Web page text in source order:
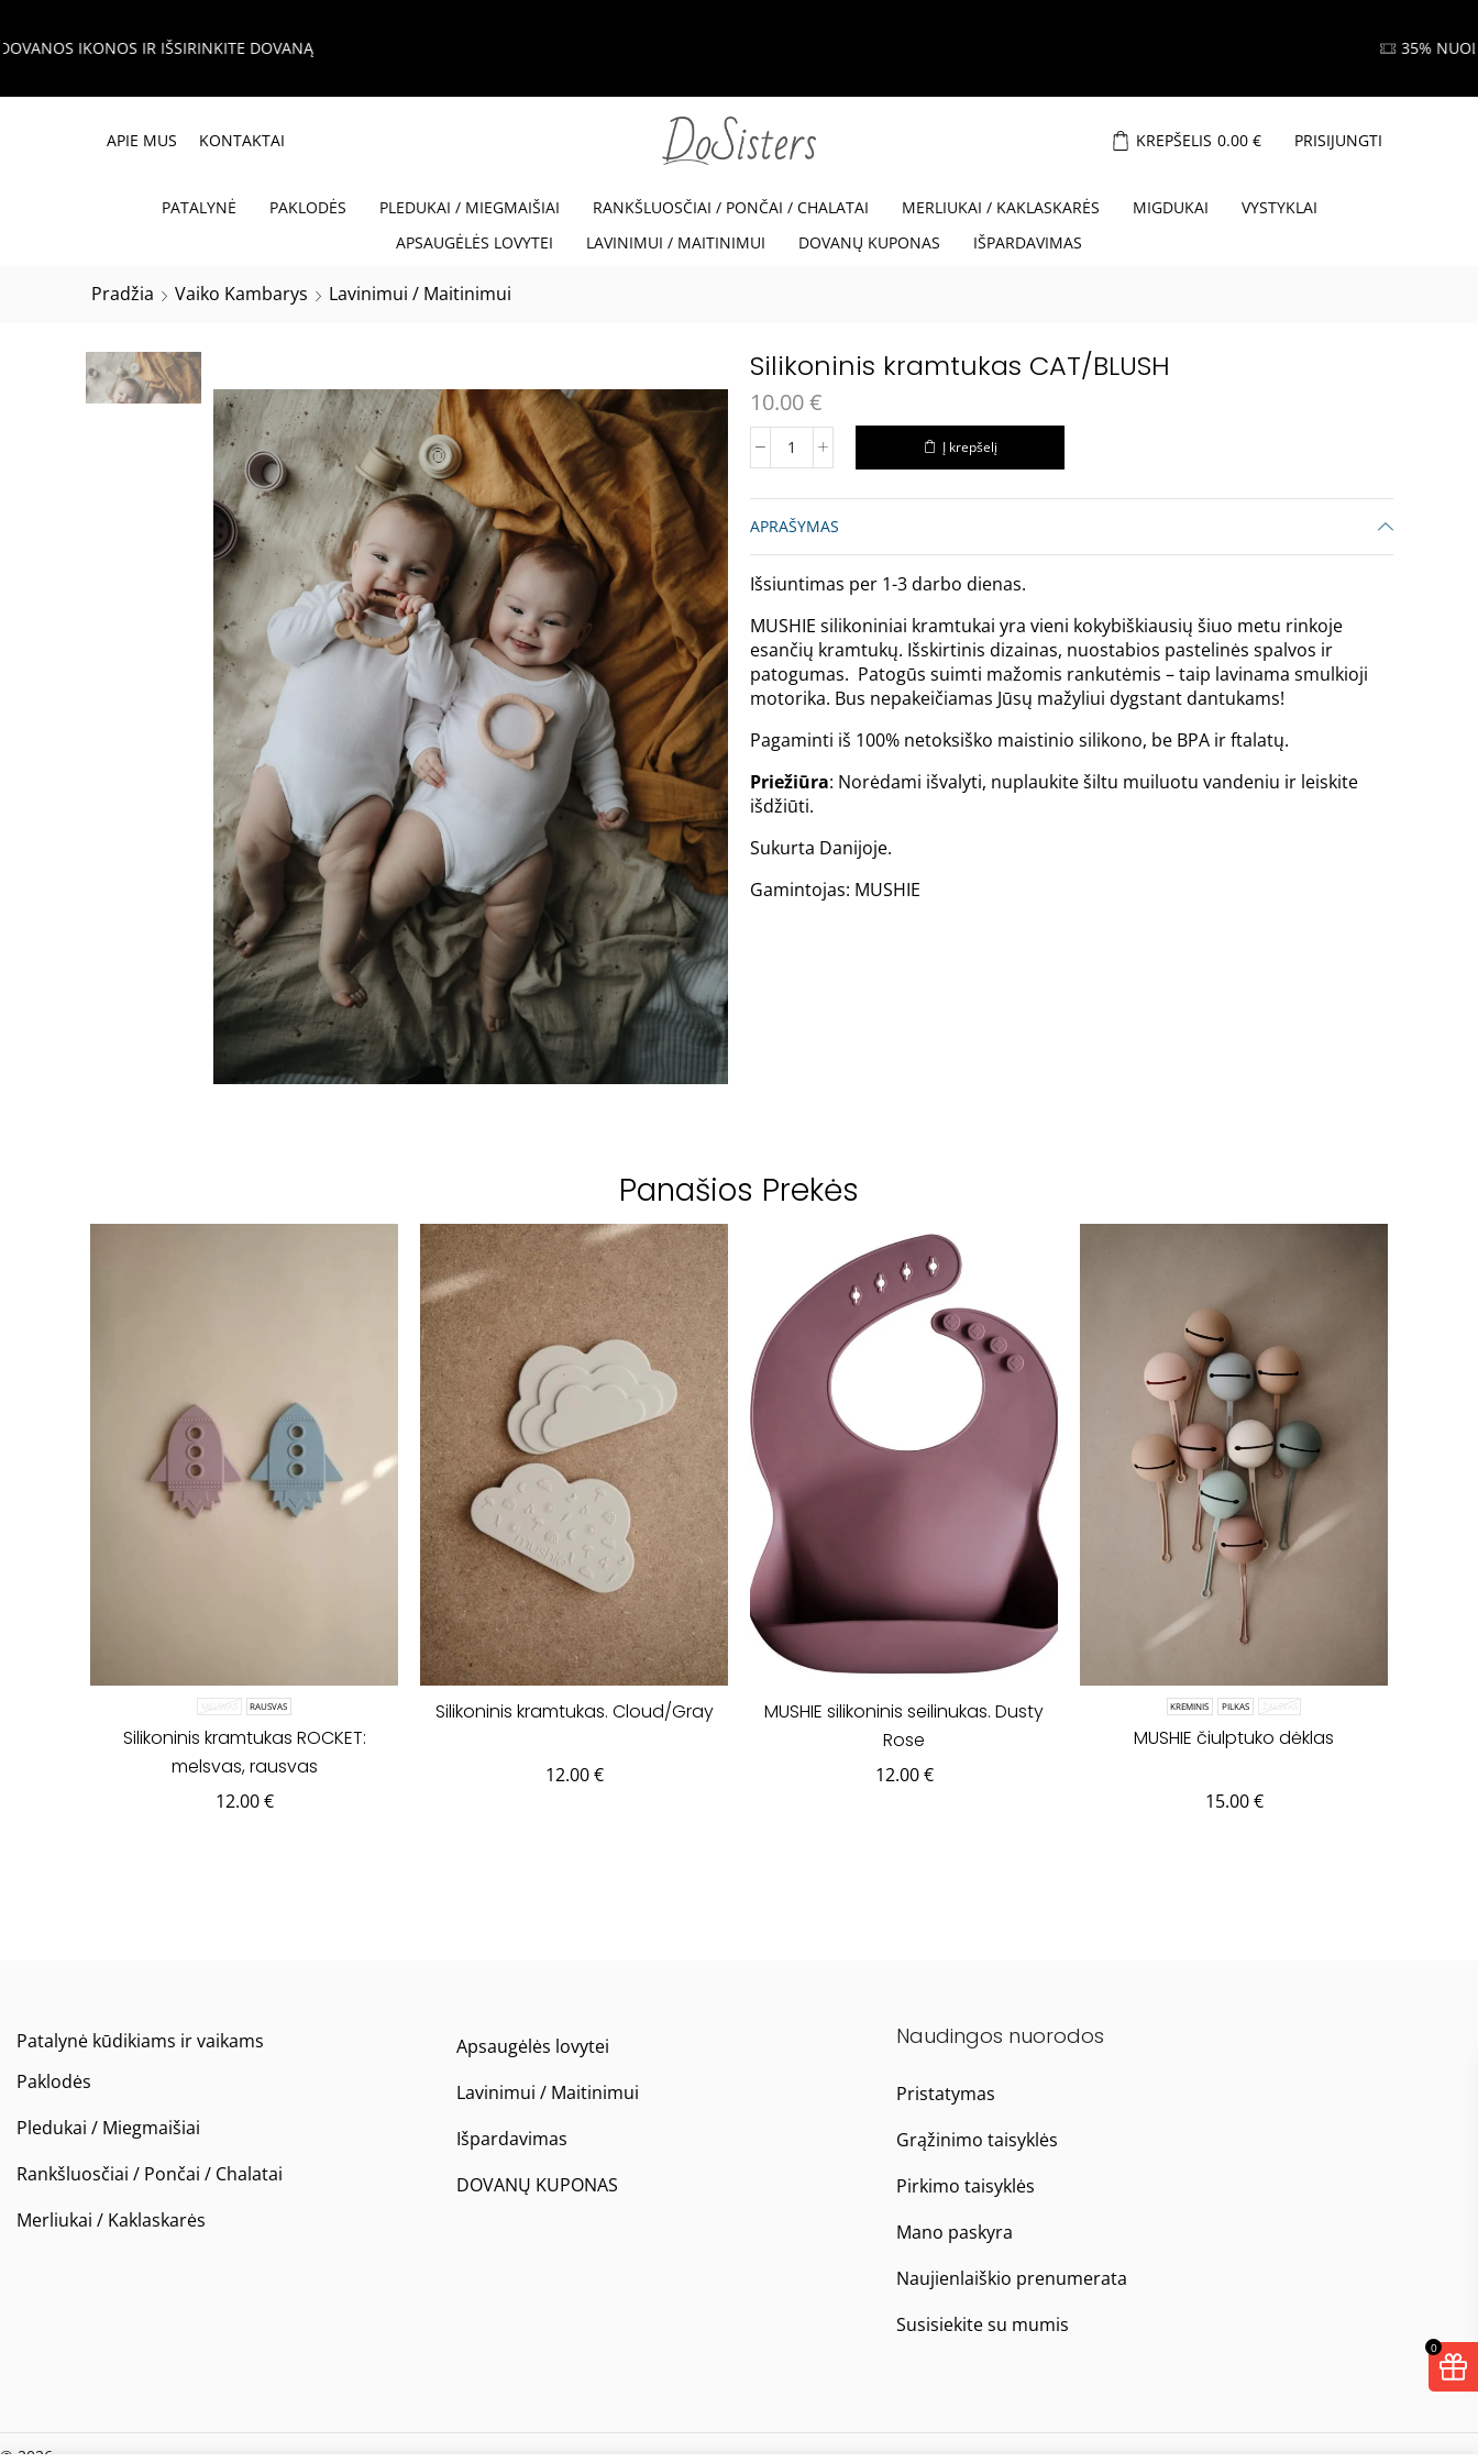
APIE MUS KONTAKTAI KREPŠELIS 0.00 € PRISIJUNGTI
PATALYNĖ PAKLODĖS PLEDUKAI / MIEGMAIŠIAI RANKŠLUOSČIAI / PONČAI / CHALATAI MERLIUKAI / KAKLASKARĖS MIGDUKAI
VYSTYKLAI
APSAUGĖLĖS LOVYTEI
LAVINIMUI / MAITINIMUI DOVANŲ KUPONAS IŠPARDAVIMAS
Pradžia Vaiko Kambarys Lavinimui / Maitinimui
Silikoninis kramtukas CAT/BLUSH
10.00€
Į krepšelį
APRAŠYMAS
Išsiuntimas per 1-3 darbo dienas.
MUSHIE silikoniniai kramtukai yra vieni kokybiškiausių šiuo metu rinkoje
esančių kramtukų. Išskirtinis dizainas, nuostabios pastelinės spalvos ir
patogumas. Patogūs suimti mažomis rankutėmis – taip lavinama smulkioji
motorika. Bus nepakeičiamas Jūsų mažyliui dygstant dantukams!
Pagaminti iš 100% netoksiško maistinio silikono, be BPA ir ftalatų.
Priežiūra: Norėdami išvalyti, nuplaukite šiltu muiluotu vandeniu ir leiskite
išdžiūti.
Sukurta Danijoje.
Gamintojas: MUSHIE
Panašios Prekės
MELSVAS RAUSVAS
Silikoninis kramtukas ROCKET:
melsvas, rausvas
12.00€
Silikoninis kramtukas. Cloud/Gray
12.00€
MUSHIE silikoninis seilinukas. Dusty
Rose
12.00€
KREMINIS PILKAS ŽALSVAS
MUSHIE čiulptuko dėklas
15.00€
Patalynė kūdikiams ir vaikams
Paklodės
Pledukai / Miegmaišiai
Rankšluosčiai / Pončai / Chalatai
Merliukai / Kaklaskarės
Apsaugėlės lovytei
Lavinimui / Maitinimui
Išpardavimas
DOVANŲ KUPONAS
Naudingos nuorodos
Pristatymas
Grąžinimo taisyklės
Pirkimo taisyklės
Mano paskyra
Naujienlaiškio prenumerata
Susisiekite su mumis
© 2026
0